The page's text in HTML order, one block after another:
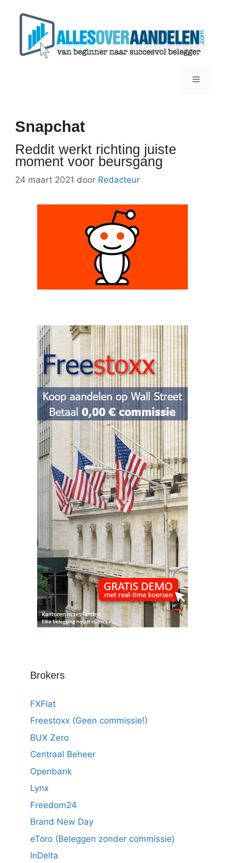
Menu
Snapchat
Reddit werkt richting juiste
moment voor beursgang
24 maart 2021 door Redacteur
Brokers
FXFlat
Freestoxx (Geen commissie!)
BUX Zero
Centraal Beheer
Openbank
Lynx
Freedom24
Brand New Day
eToro (Beleggen zonder commissie)
InDelta